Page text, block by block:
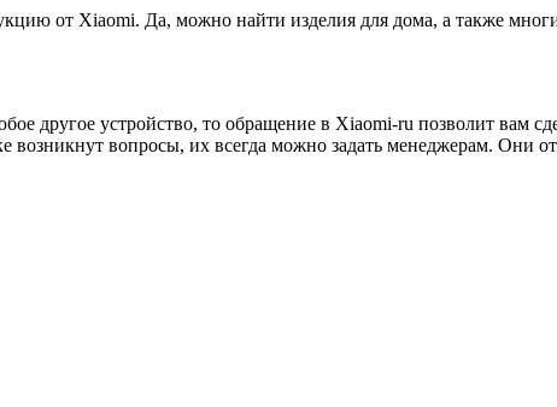
от Xiaomi. Да, можно найти изделия для дома, а также
другое устройство, то обращение в Xiaomi-ru позволит вам
вопросы, их всегда можно задать менеджерам. Они